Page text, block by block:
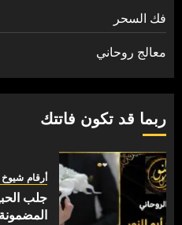
فك السحر
معالج روحاني
ربما قد تكون فاتتك
أرقام
جلب
المضمونة